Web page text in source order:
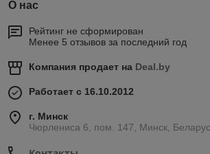
О нас
Рейтинг не сформирован
Менее 5 отзывов за последний год
Компания продает на Deal.by
Работает с 16.10.2012
г. Минск
Чюрлениса 6, пом. 147, Минск,